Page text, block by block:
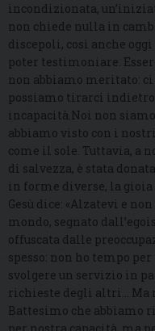
incondizionata,
non chiede nulla in
discepoli, così anche
poter testimoniare.
non abbiamo meritato:
possiamo tirarci indietro
incapacità.Noi non
abbiamo visto con i
come il sole. Tuttavia, a
di salvezza, è stata
in forme diverse, la gioia
Gesù dice: «Alzatevi e
mondo, segnato
offuscata dalle
spesso: non ho tempo
svolgere un servizio in
richieste degli altri… Ma
Battesimo che abbiamo